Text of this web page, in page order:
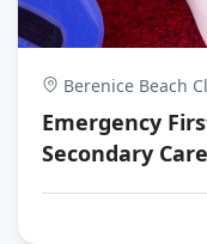
Berenice Beach
Emergency
Secondary Care